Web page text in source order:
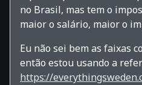
no Brasil, mas tem o
maior o salário, maior o
Eu não sei bem as faixas
então estou usando a
https://